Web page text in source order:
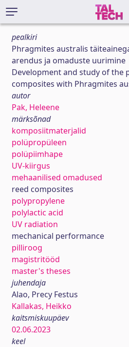
pealkiri
Phragmites australis
arendus ja omaduste uurimine
Development and study of the
composites with Phragmites
autor
Pak, Heleene
märksõnad
komposiitmaterjalid
polüpropüleen
polüpiimhape
UV-kiirgus
mehaanilised omadused
reed composites
polypropylene
polylactic acid
UV radiation
mechanical performance
pilliroog
magistritööd
master's theses
juhendaja
Alao, Precy Festus
Kallakas, Heikko
kaitsmiskuupäev
02.06.2023
keel